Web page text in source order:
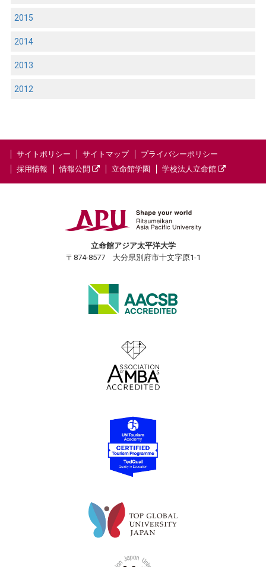
2015
2014
2013
2012
サイトポリシー サイトマップ
プライバシーポリシー
採用情報
情報公開 立命館学園 学校法人立命館
立命館アジア太平洋大学
〒874-8577 大分県別府市十文字原1-1